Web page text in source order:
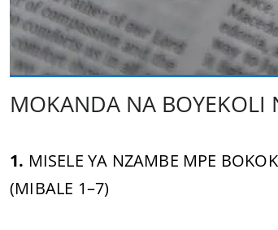
MOKANDA NA BOYEKOLI
1. MISELE YA NZAMBE MPE
(MIBALE 1–7)